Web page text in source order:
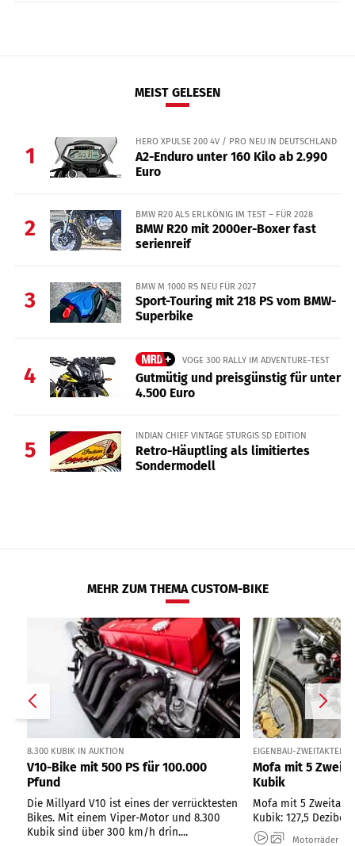
MEIST GELESEN
1
HERO XPULSE 200 4V / PRO NEU IN DEUTSCHLAND
A2-Enduro unter 160 Kilo ab 2.990
Euro
2
BMW R20 ALS ERLKÖNIG IM TEST – FÜR 2028
BMW R20 mit 2000er-Boxer fast
serienreif
3
BMW M 1000 RS NEU FÜR 2027
Sport-Touring mit 218 PS vom BMW-
Superbike
4
VOGE 300 RALLY IM ADVENTURE-TEST
Gutmütig und preisgünstig für unter
4.500 Euro
5
INDIAN CHIEF VINTAGE STURGIS SD EDITION
Retro-Häuptling als limitiertes
Sondermodell
MEHR ZUM THEMA CUSTOM-BIKE
8.300 KUBIK IN AUKTION
V10-Bike mit 500 PS für 100.000
Pfund
Die Millyard V10 ist eines der verrücktesten
Bikes. Mit einem Viper-Motor und 8.300
Kubik sind über 300 km/h drin....
EIGENBAU-ZWEITAKTER
Mofa mit 5
Kubik
Mofa mit 5
Kubik: 127,5 Dezibel
Motorräder